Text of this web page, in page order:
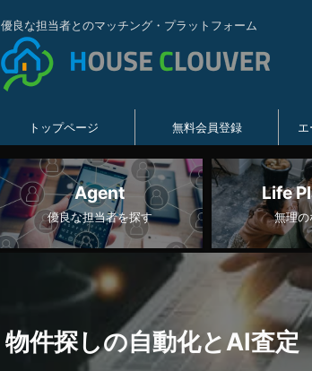
優良な担当者とのマッチング・プラットフォーム
トップページ 無料会員登録
Agent
優良な担当者を探す
Life
無理の
物件探しの自動化とAI査定